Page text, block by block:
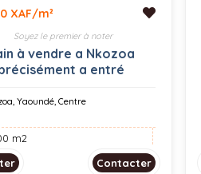
XAF/m²
Soyez le premier à noter
à vendre a Nkozoa
a entré
Yaoundé, Centre
m2
Contacter